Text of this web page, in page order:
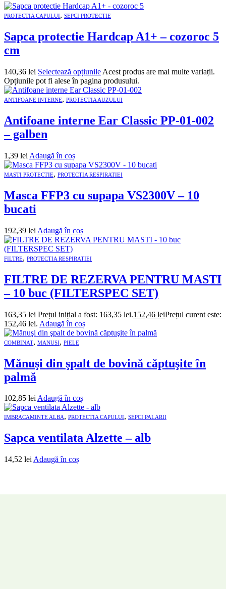
PROTECTIA CAPULUI, SEPCI PROTECTIE
Sapca protectie Hardcap A1+ – cozoroc 5
cm
140,36 lei Selectează opțiunile Acest produs are mai multe variații.
Opțiunile pot fi alese în pagina produsului.
ANTIFOANE INTERNE, PROTECTIA AUZULUI
Antifoane interne Ear Classic PP-01-002
– galben
1,39 lei Adaugă în coș
MASTI PROTECTIE, PROTECTIA RESPIRATIEI
Masca FFP3 cu supapa VS2300V – 10
bucati
192,39 lei Adaugă în coș
FILTRE, PROTECTIA RESPIRATIEI
FILTRE DE REZERVA PENTRU MASTI
– 10 buc (FILTERSPEC SET)
163,35lei Prețul inițial a fost: 163,35 lei.152,46 leiPrețul curent este:
152,46 lei. Adaugă în coș
COMBINAT, MANUSI, PIELE
Mănuşi din şpalt de bovină căptuşite în
palmă
102,85 leiAdaugă în coș
IMBRACAMINTE ALBA, PROTECTIA CAPULUI, SEPCI PALARII
Sapca ventilata Alzette – alb
14,52 lei Adaugă în coș